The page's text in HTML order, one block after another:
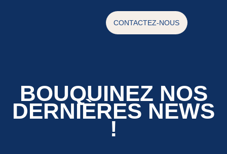
CONTACTEZ-NOUS
BOUQUINEZ NOS
DERNIÈRES NEWS
!